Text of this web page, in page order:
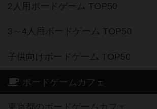
2人用ボードゲーム TOP50
3～4人用ボードゲーム TOP50
子供向けボードゲーム TOP50
ボードゲームカフェ
東京都のボードゲームカフェ